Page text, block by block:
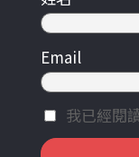
Email
我已經閱